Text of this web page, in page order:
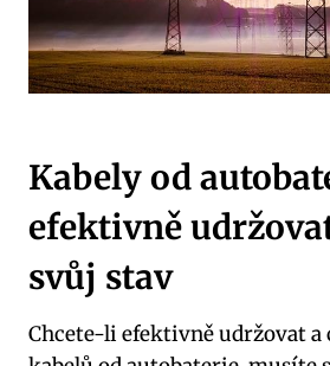
Kabely od
efektivně
svůj stav
Chcete-li efektivně udržovat